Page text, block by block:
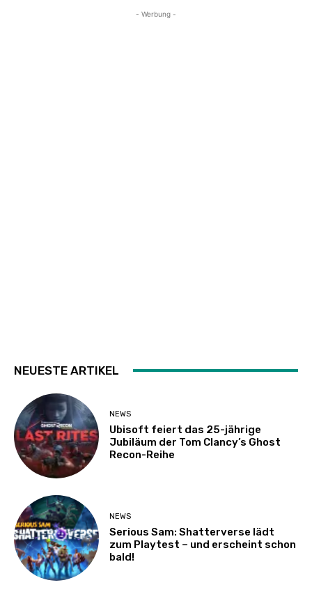
- Werbung -
NEUESTE ARTIKEL
NEWS
Ubisoft feiert das 25-jährige
Jubiläum der Tom Clancy’s Ghost
Recon-Reihe
NEWS
Serious Sam: Shatterverse lädt
zum Playtest – und erscheint schon
bald!